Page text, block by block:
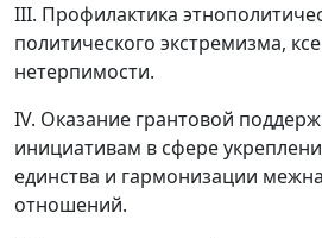
III. Профилактика
политического экстремизма,
нетерпимости.
IV. Оказание грантовой
инициативам в сфере
единства и гармонизации
отношений.